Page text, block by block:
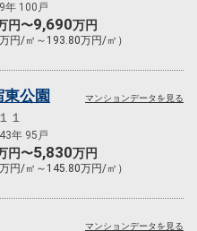
年 100戸
円〜9,690万円
円/㎡～193.80万円/㎡）
公園
１
年 95戸
円〜5,830万円
円/㎡～145.80万円/㎡）
マンションデータを見る
マンションデータを見る